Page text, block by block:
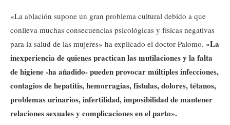
«La ablación supone un gran problema cultural debido a que
conlleva muchas consecuencias psicológicas y físicas negativas
para la salud de las mujeres» ha explicado el doctor Palomo. «La
inexperiencia de quienes practican las mutilaciones y la falta
de higiene -ha añadido- pueden provocar múltiples infecciones,
contagios de hepatitis, hemorragias, fístulas, dolores, tétanos,
problemas urinarios, infertilidad, imposibilidad de mantener
relaciones sexuales y complicaciones en el parto».